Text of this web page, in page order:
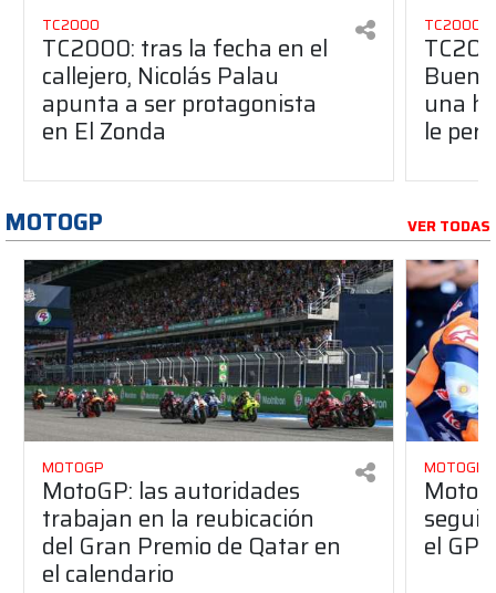
TC2000
TC2000: tras la fecha en el
callejero, Nicolás Palau
apunta a ser protagonista
en El Zonda
TC2000
una
le
MOTOGP VER TODAS
MOTOGP
MotoGP: las autoridades
trabajan en la reubicación
del Gran Premio de Qatar en
el calendario
MOTOGP
el GP